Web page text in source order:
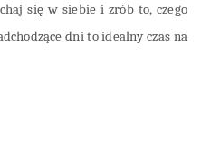
się w siebie i zrób to, czego
dni to idealny czas na